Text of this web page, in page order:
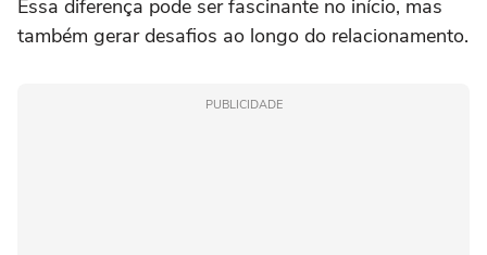
Essa diferença pode ser fascinante no início, mas
também gerar desafios ao longo do relacionamento.
PUBLICIDADE